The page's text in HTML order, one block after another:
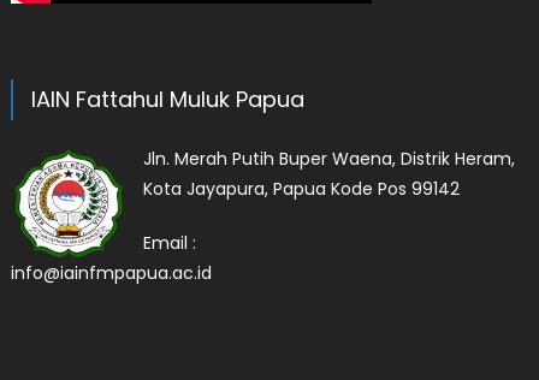
IAIN Fattahul Muluk Papua
Jln. Merah Putih Buper Waena, Distrik Heram,
Kota Jayapura, Papua Kode Pos 99142
Email :
info@iainfmpapua.ac.id